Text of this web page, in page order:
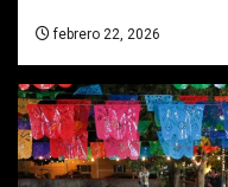
febrero 22, 2026